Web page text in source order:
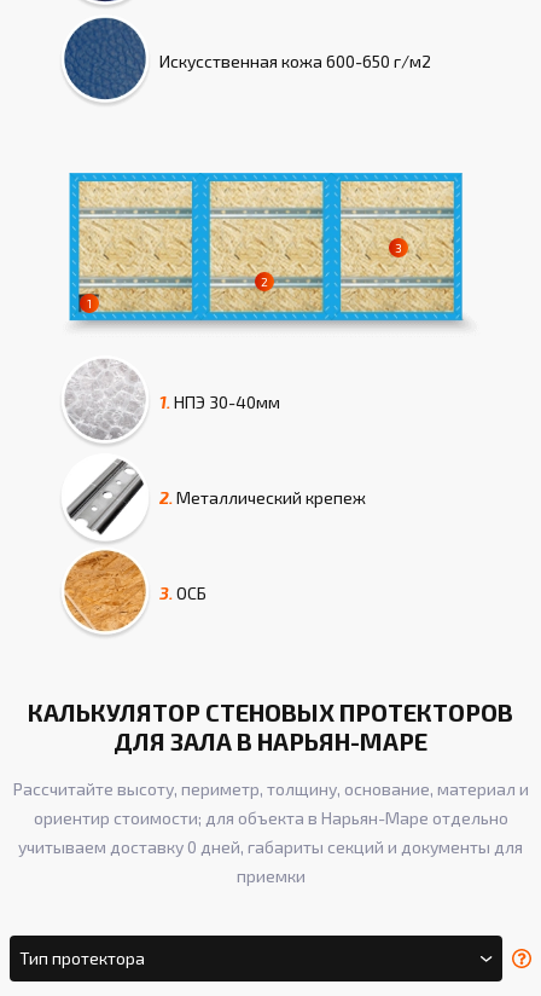
Искусcтвенная кожа 600-650 г/м2
1.НПЭ 30-40мм
2.Металлический крепеж
3.ОСБ
КАЛЬКУЛЯТОР СТЕНОВЫХ ПРОТЕКТОРОВ
ДЛЯ ЗАЛА В НАРЬЯН-МАРЕ
Рассчитайте высоту, периметр, толщину, основание, материал и
ориентир стоимости; для объекта в Нарьян-Маре отдельно
учитываем доставку 0 дней, габариты секций и документы для
приемки
Тип протектора